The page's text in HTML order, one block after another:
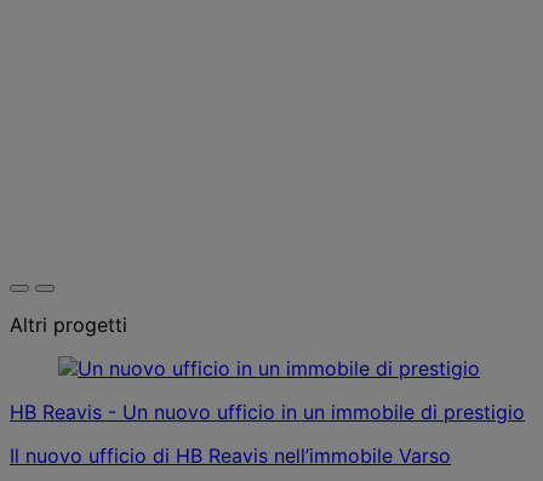
Altri progetti
HB Reavis - Un nuovo ufficio in un immobile di prestigio
Il nuovo ufficio di HB Reavis nell’immobile Varso